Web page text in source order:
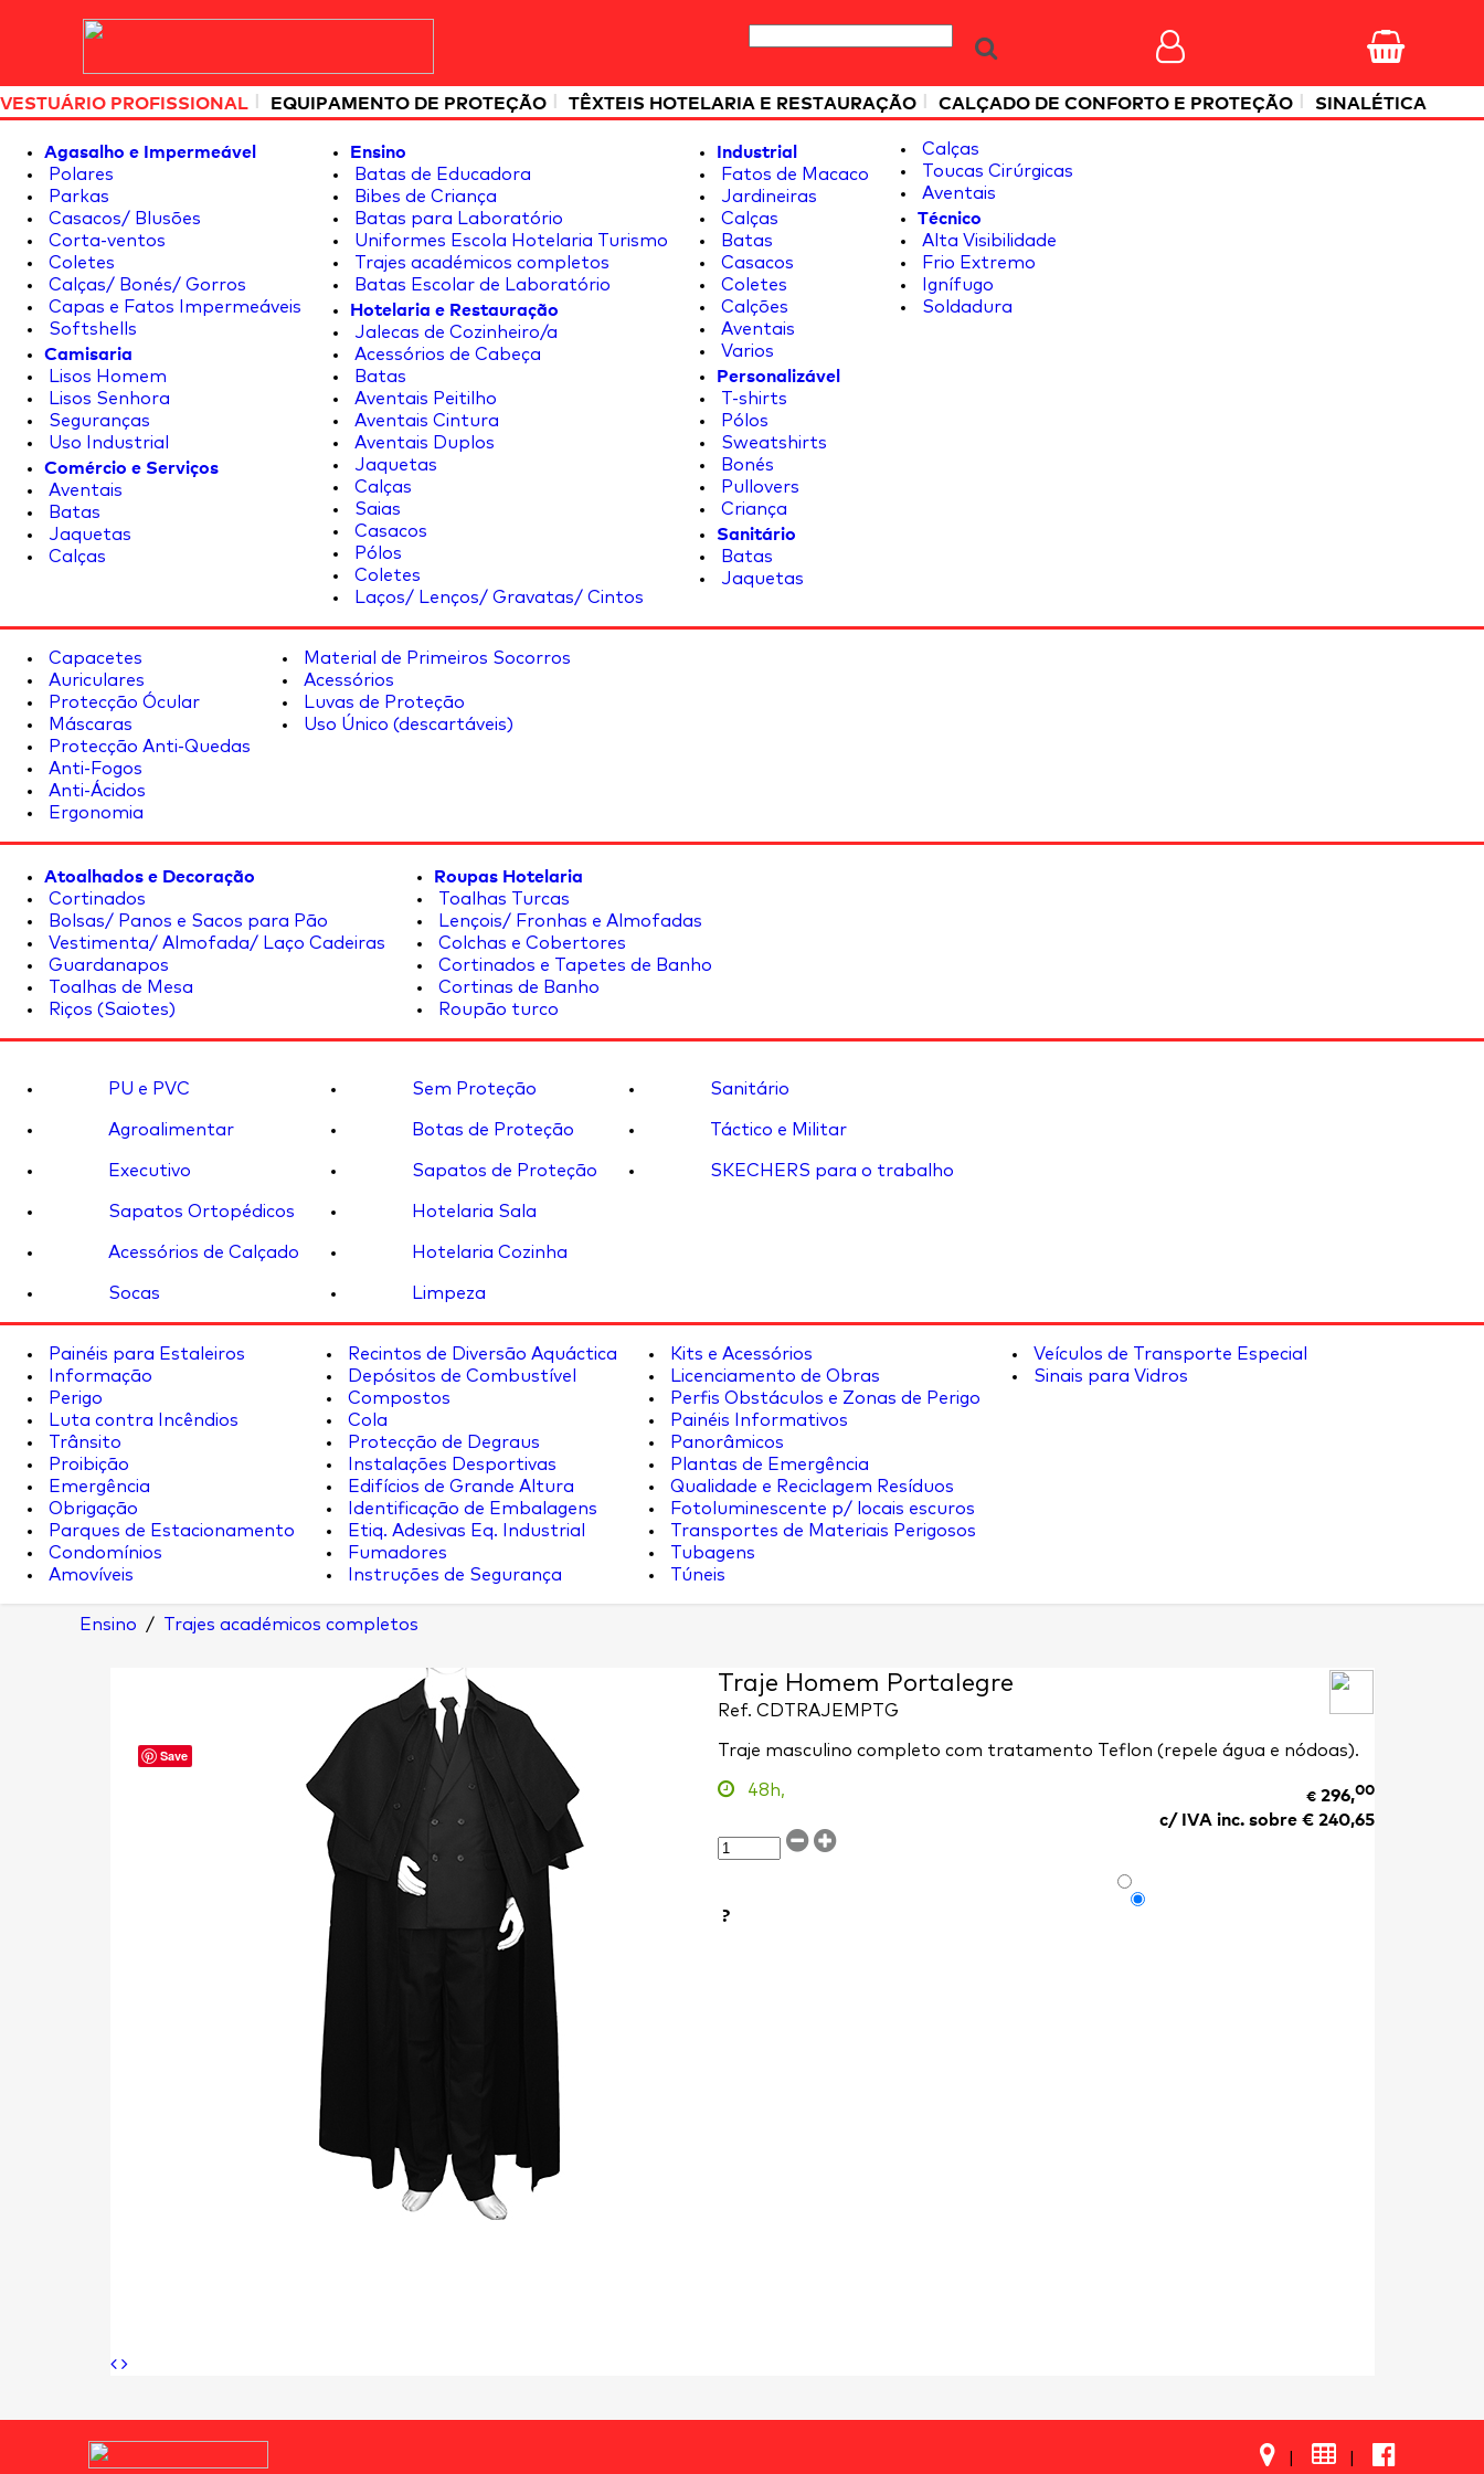
VESTUÁRIO PROFISSIONAL | EQUIPAMENTO DE PROTEÇÃO | TÊXTEIS HOTELARIA E RESTAURAÇÃO | CALÇADO DE CONFORTO E PROTEÇÃO | SINALÉTICA
Agasalho e Impermeável
Polares
Parkas
Casacos/ Blusões
Corta-ventos
Coletes
Calças/ Bonés/ Gorros
Capas e Fatos Impermeáveis
Softshells
Camisaria
Lisos Homem
Lisos Senhora
Seguranças
Uso Industrial
Comércio e Serviços
Aventais
Batas
Jaquetas
Calças
Ensino
Batas de Educadora
Bibes de Criança
Batas para Laboratório
Uniformes Escola Hotelaria Turismo
Trajes académicos completos
Batas Escolar de Laboratório
Hotelaria e Restauração
Jalecas de Cozinheiro/a
Acessórios de Cabeça
Batas
Aventais Peitilho
Aventais Cintura
Aventais Duplos
Jaquetas
Calças
Saias
Casacos
Pólos
Coletes
Laços/ Lenços/ Gravatas/ Cintos
Industrial
Fatos de Macaco
Jardineiras
Calças
Batas
Casacos
Coletes
Calções
Aventais
Varios
Personalizável
T-shirts
Pólos
Sweatshirts
Bonés
Pullovers
Criança
Sanitário
Batas
Jaquetas
Calças
Toucas Cirúrgicas
Aventais
Técnico
Alta Visibilidade
Frio Extremo
Ignífugo
Soldadura
Capacetes
Auriculares
Protecção Ócular
Máscaras
Protecção Anti-Quedas
Anti-Fogos
Anti-Ácidos
Ergonomia
Material de Primeiros Socorros
Acessórios
Luvas de Proteção
Uso Único (descartáveis)
Atoalhados e Decoração
Cortinados
Bolsas/ Panos e Sacos para Pão
Vestimenta/ Almofada/ Laço Cadeiras
Guardanapos
Toalhas de Mesa
Riços (Saiotes)
Roupas Hotelaria
Toalhas Turcas
Lençois/ Fronhas e Almofadas
Colchas e Cobertores
Cortinados e Tapetes de Banho
Cortinas de Banho
Roupão turco
PU e PVC
Agroalimentar
Executivo
Sapatos Ortopédicos
Acessórios de Calçado
Socas
Sem Proteção
Botas de Proteção
Sapatos de Proteção
Hotelaria Sala
Hotelaria Cozinha
Limpeza
Sanitário
Táctico e Militar
SKECHERS para o trabalho
Painéis para Estaleiros
Informação
Perigo
Luta contra Incêndios
Trânsito
Proibição
Emergência
Obrigação
Parques de Estacionamento
Condomínios
Amovíveis
Recintos de Diversão Aquáctica
Depósitos de Combustível
Compostos
Cola
Protecção de Degraus
Instalações Desportivas
Edifícios de Grande Altura
Identificação de Embalagens
Etiq. Adesivas Eq. Industrial
Fumadores
Instruções de Segurança
Kits e Acessórios
Licenciamento de Obras
Perfis Obstáculos e Zonas de Perigo
Painéis Informativos
Panorâmicos
Plantas de Emergência
Qualidade e Reciclagem Resíduos
Fotoluminescente p/ locais escuros
Transportes de Materiais Perigosos
Tubagens
Túneis
Veículos de Transporte Especial
Sinais para Vidros
Ensino / Trajes académicos completos
Save
Traje Homem Portalegre
Ref. CDTRAJEMPTG
Traje masculino completo com tratamento Teflon (repele água e nódoas).
48h, €296,00
c/ IVA inc. sobre €240,65
?
